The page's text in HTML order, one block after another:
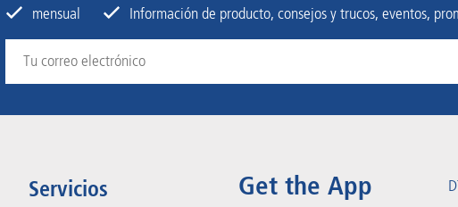
mensual
Información de producto, consejos y trucos, eventos,
Servicios Get the App